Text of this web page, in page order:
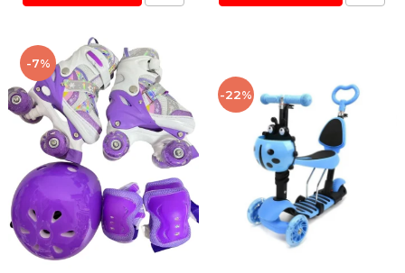
-7%
-22%